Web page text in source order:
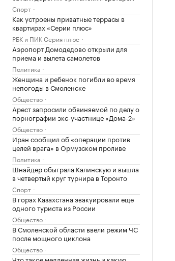
Спорт
Как устроены приватные террасы в
квартирах «Серии плюс»
РБК и ПИК Серия плюс
Аэропорт Домодедово открыли для
приема и вылета самолетов
Политика
Женщина и ребенок погибли во время
непогоды в Смоленске
Общество
Арест запросили обвиняемой по делу о
порнографии экс-участнице «Дома-2»
Общество
Иран сообщил об «операции против
целей врага» в Ормузском проливе
Политика
Шнайдер обыграла Калинскую и вышла
в четвертый круг турнира в Торонто
Спорт
В горах Казахстана эвакуировали еще
одного туриста из России
Общество
В Смоленской области ввели режим ЧС
после мощного циклона
Общество
Что такое медленная жизнь и какую